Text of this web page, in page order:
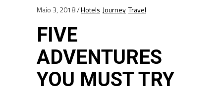
Maio 3, 2018 Hotels Journey Travel
FIVE
ADVENTURES
YOU MUST TRY